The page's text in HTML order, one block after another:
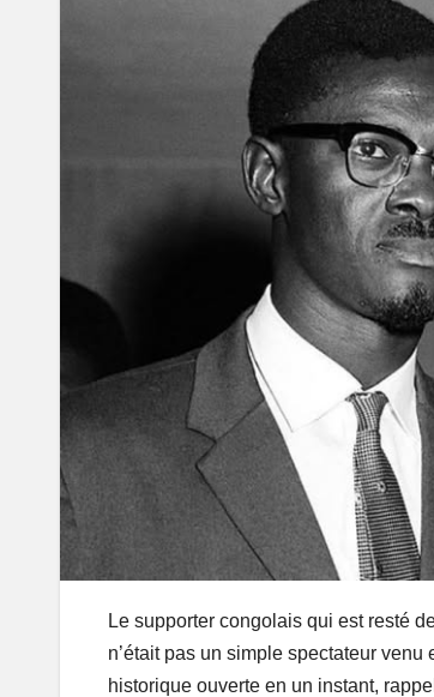
Le supporter congolais qui est resté
n’était pas un simple spectateur
historique ouverte en un instant,